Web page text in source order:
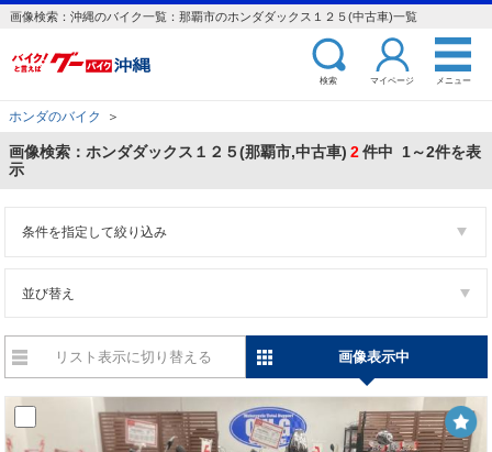
画像検索：沖縄のバイク一覧：那覇市のホンダダックス１２５(中古車)一覧
検索 マイページ メニュー
ホンダのバイク ＞
画像検索：ホンダダックス１２５(那覇市,中古車) 2件中 1～2件を表
示
条件を指定して絞り込み
並び替え
リスト表示に切り替える 画像表示中